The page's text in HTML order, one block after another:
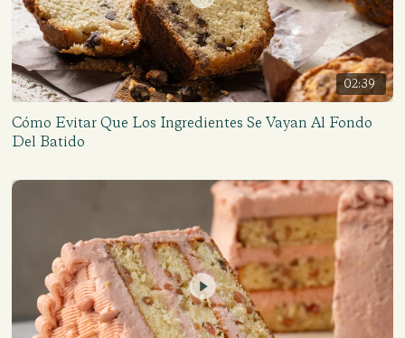
02:39
Cómo Evitar Que Los Ingredientes Se Vayan Al Fondo
Del Batido